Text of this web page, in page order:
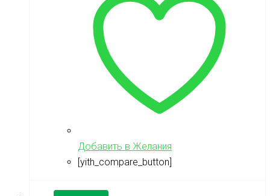
Добавить в Желания
[yith_compare_button]